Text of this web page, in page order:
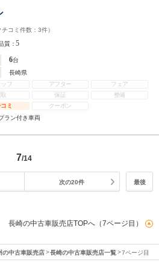
チコミ件数： 3件）
質：5
6台
長崎県
ッフ
アフター
フェア
保証
整備
ミ
クーポン
ラン付き車両
7/14
次の20件 最後
長崎の中古車販売店TOPへ（7ページ目）
の中古車販売店 長崎の中古車販売店一覧 7ページ目